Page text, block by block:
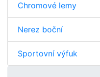
Chromové lemy
Nerez boční
Sportovní výfuk